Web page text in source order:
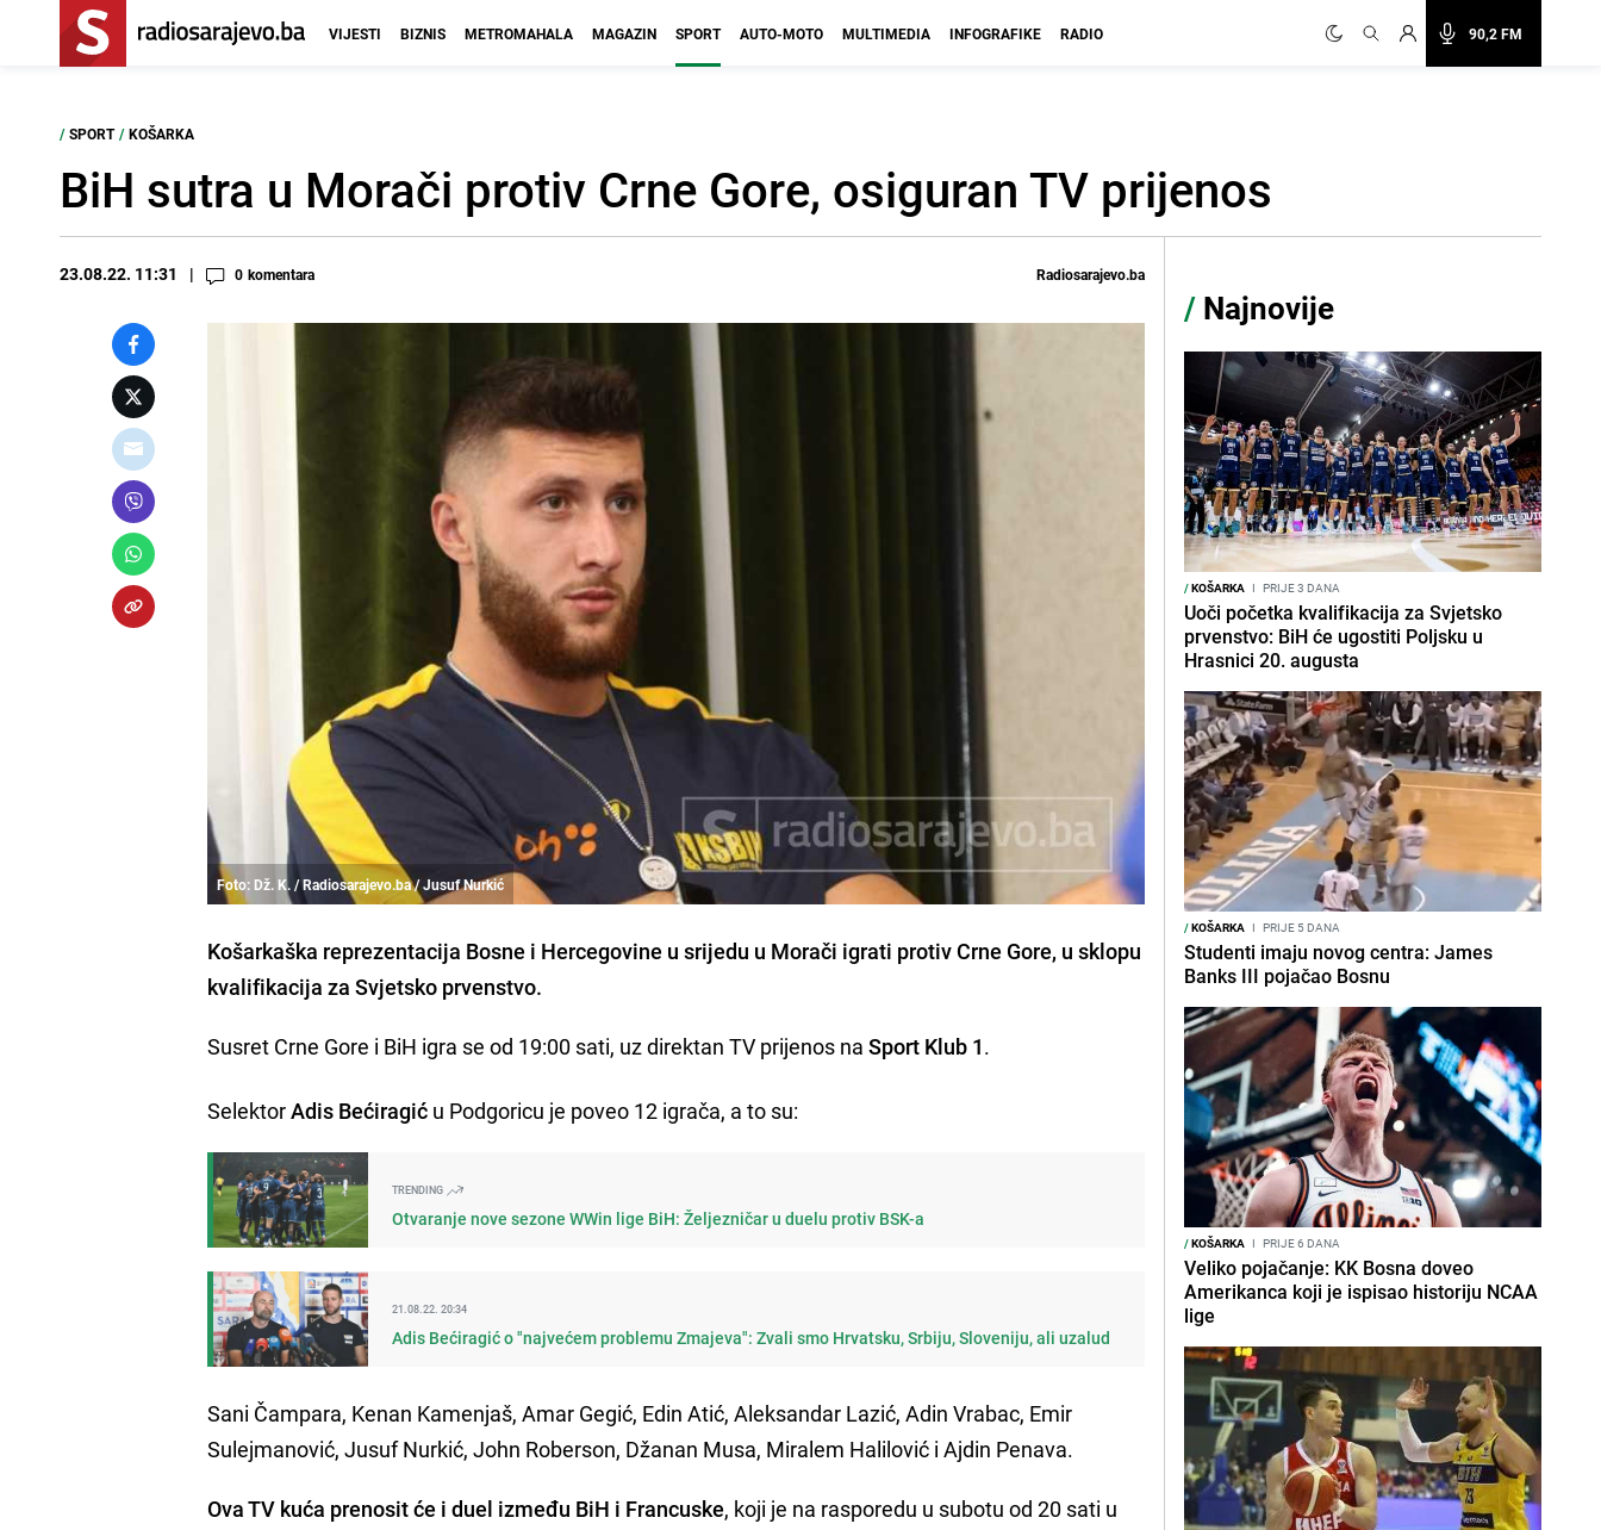
90,2 FM
VIJESTI BIZNIS METROMAHALA MAGAZIN SPORT AUTO-MOTO MULTIMEDIA INFOGRAFIKE RADIO
/ SPORT / KOŠARKA
BiH sutra u Morači protiv Crne Gore, osiguran TV prijenos
23.08.22. 11:31 0 komentara Radiosarajevo.ba
Foto: Dž. K. / Radiosarajevo.ba / Jusuf Nurkić
Košarkaška reprezentacija Bosne i Hercegovine u srijedu u Morači igrati protiv Crne Gore, u sklopu
kvalifikacija za Svjetsko prvenstvo.
Susret Crne Gore i BiH igra se od 19:00 sati, uz direktan TV prijenos naSport Klub 1.
SelektorAdis Bećiragić u Podgoricu je poveo 12 igrača, a to su:
TRENDING
Otvaranje nove sezone WWin lige BiH: Željezničar u duelu protiv BSK-a
21.08.22. 20:34
Adis Bećiragić o "najvećem problemu Zmajeva": Zvali smo Hrvatsku, Srbiju, Sloveniju, ali uzalud
Sani Čampara, Kenan Kamenjaš, Amar Gegić, Edin Atić, Aleksandar Lazić, Adin Vrabac, Emir
Sulejmanović, Jusuf Nurkić, John Roberson, Džanan Musa, Miralem Halilović i Ajdin Penava.
Ova TV kuća prenosit će i duel između BiH i Francuske, koji je na rasporedu u subotu od 20 sati u
/ Najnovije
/KOŠARKA I PRIJE 3 DANA
Uoči početka kvalifikacija za Svjetsko
prvenstvo: BiH će ugostiti Poljsku u
Hrasnici 20. augusta
/KOŠARKA I PRIJE 5 DANA
Studenti imaju novog centra: James
Banks III pojačao Bosnu
/KOŠARKA I PRIJE 6 DANA
Veliko pojačanje: KK Bosna doveo
Amerikanca koji je ispisao historiju NCAA
lige